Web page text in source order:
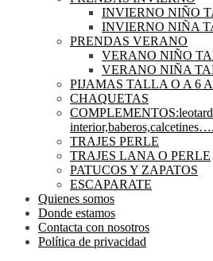
INVIERNO NIÑO
INVIERNO NIÑA
PRENDAS VERANO
VERANO NIÑO
VERANO NIÑA
PIJAMAS TALLA O A 6
CHAQUETAS
TRAJES PERLE
TRAJES LANA O PERLE
PATUCOS Y ZAPATOS
ESCAPARATE
Quienes somos
Donde estamos
Contacta con nosotros
Política de privacidad